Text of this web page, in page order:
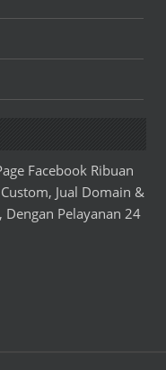
Facebook Ribuan
Jual Domain &
Pelayanan 24